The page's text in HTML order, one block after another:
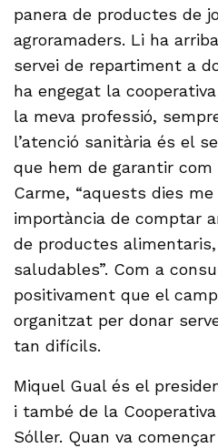
panera de productes de
agroramaders. Li ha
servei de repartiment a
ha engegat la
la meva professió,
l’atenció sanitària és el
que hem de garantir
Carme, “aquests dies
importància de comptar
de productes
saludables”. Com a
positivament que el
organitzat per donar
tan difícils.
Miquel Gual és el
i també de la
Sóller. Quan va